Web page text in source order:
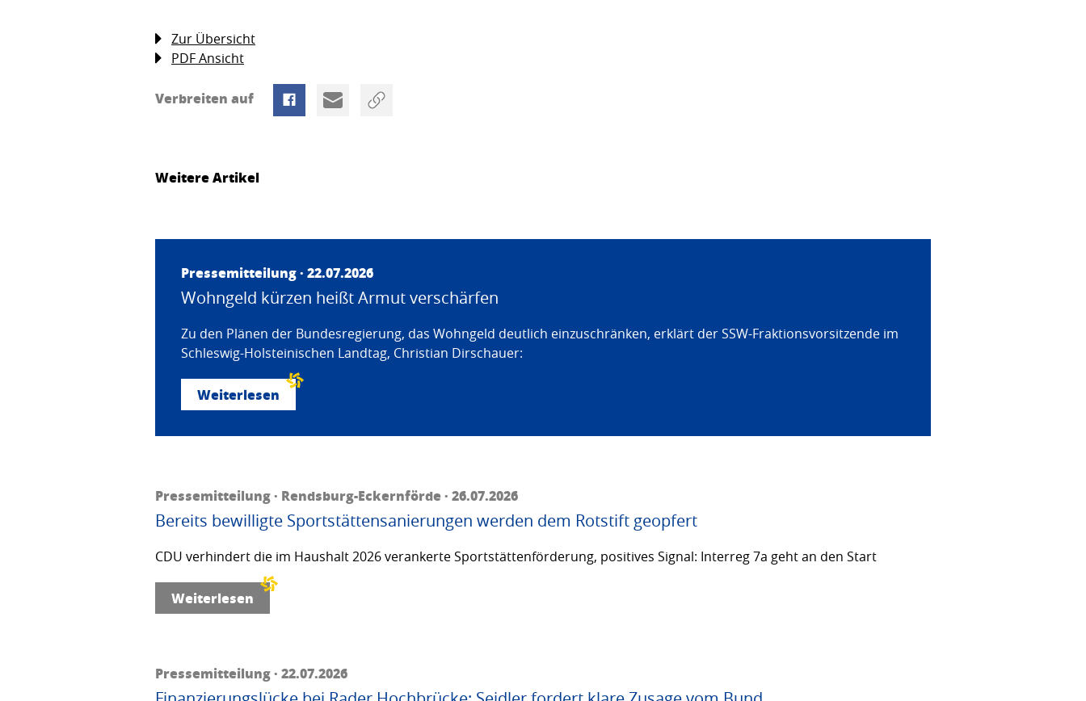
Zur Übersicht
PDF Ansicht
Verbreiten auf
Weitere Artikel
Pressemitteilung · 22.07.2026
Wohngeld kürzen heißt Armut verschärfen
Zu den Plänen der Bundesregierung, das Wohngeld deutlich einzuschränken, erklärt der SSW-Fraktionsvorsitzende im
Schleswig-Holsteinischen Landtag, Christian Dirschauer:
Weiterlesen
Pressemitteilung · Rendsburg-Eckernförde · 26.07.2026
Bereits bewilligte Sportstättensanierungen werden dem Rotstift geopfert
CDU verhindert die im Haushalt 2026 verankerte Sportstättenförderung, positives Signal: Interreg 7a geht an den Start
Weiterlesen
Pressemitteilung · 22.07.2026